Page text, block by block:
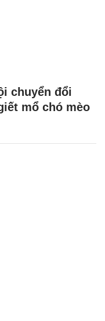
chuyển đổi
mổ chó mèo